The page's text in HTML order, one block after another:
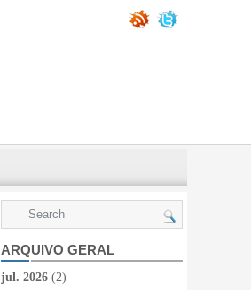
ARQUIVO GERAL
jul. 2026 (2)